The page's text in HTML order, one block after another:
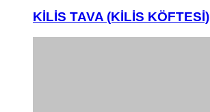
KİLİS TAVA (KİLİS KÖFTESİ)